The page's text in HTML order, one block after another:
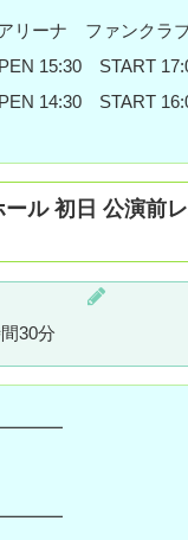
リーナ ファンクラ
15:30 START
14:30 START
ル 初日 公演前
30分